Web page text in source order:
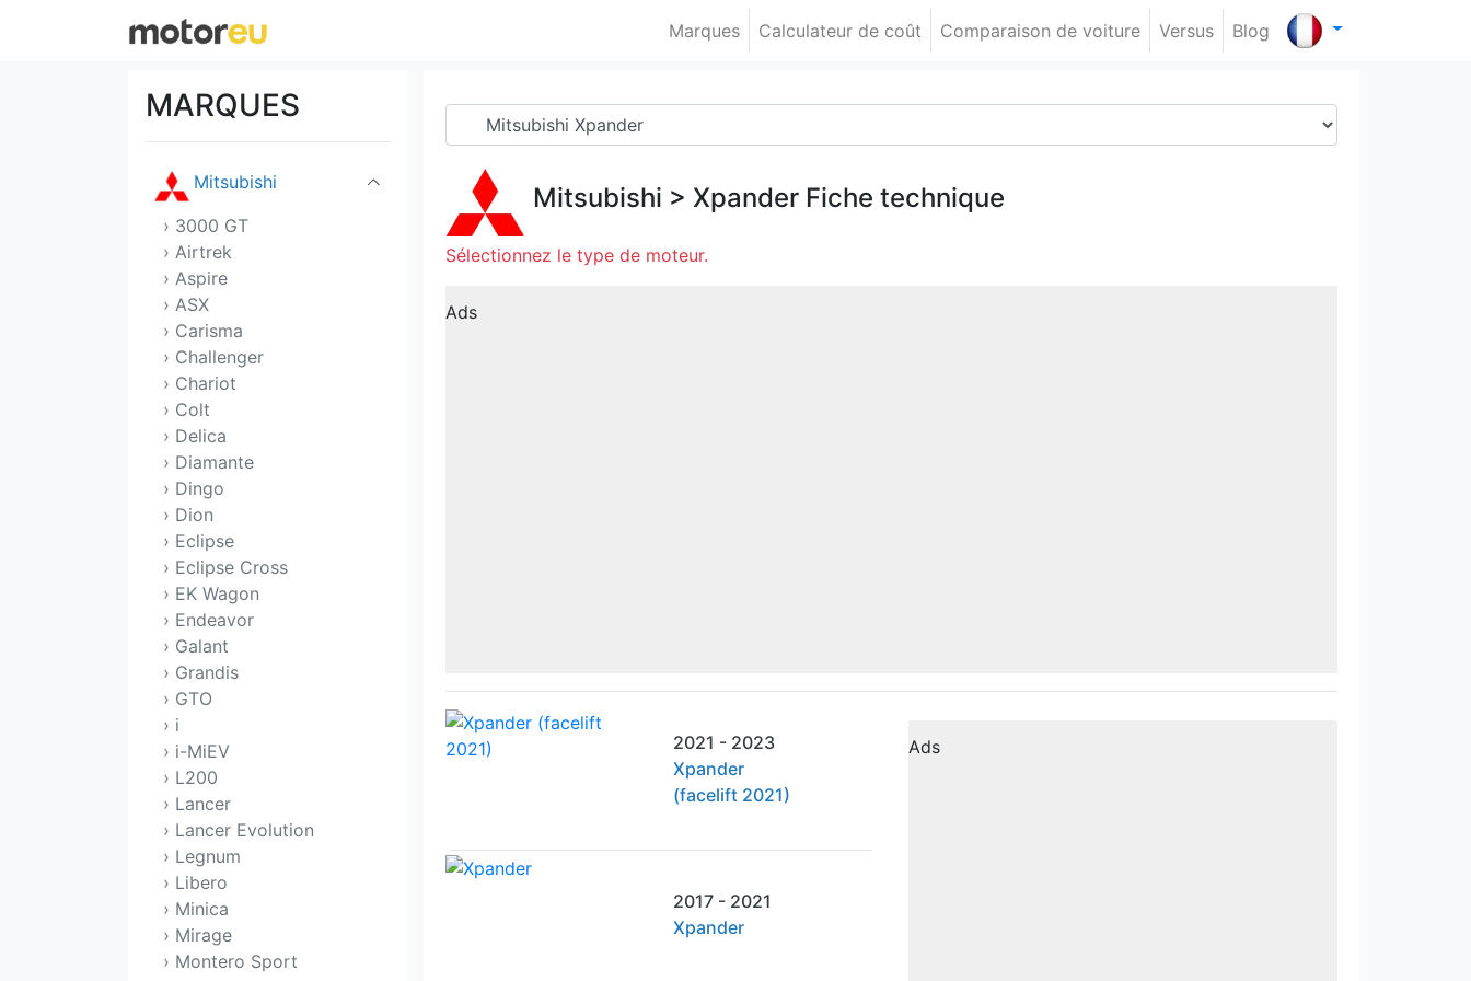
Marques Calculateur de coût Comparaison de voiture Versus Blog
MARQUES
Mercedes
Mitsubishi
› 3000 GT
› Airtrek
› Aspire
› ASX
› Carisma
› Challenger
› Chariot
› Colt
› Delica
› Diamante
› Dingo
› Dion
› Eclipse
› Eclipse Cross
› EK Wagon
› Endeavor
› Galant
› Grandis
› GTO
› i
› i-MiEV
› L200
› Lancer
› Lancer Evolution
› Legnum
› Libero
› Minica
› Mirage
› Montero Sport
Mitsubishi > Xpander Fiche technique
Sélectionnez le type de moteur.
Ads
2021 - 2023
Xpander
(facelift 2021)
2017 - 2021
Xpander
Ads